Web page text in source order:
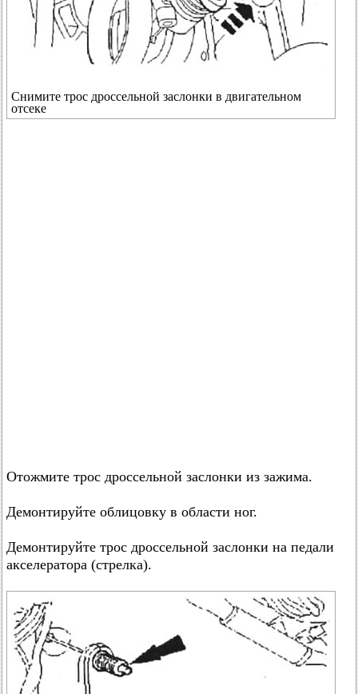
Снимите трос дроссельной заслонки в двигательном
отсеке
Отожмите трос дроссельной заслонки из зажима.
Демонтируйте облицовку в области ног.
Демонтируйте трос дроссельной заслонки на педали
акселератора (стрелка).